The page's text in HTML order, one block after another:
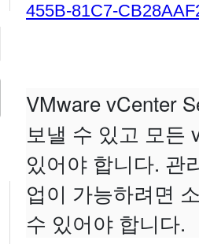
455B-81C7-
VMware vCenter
보낼 수 있고 모든
있어야 합니다. 관
업이 가능하려면
수 있어야 합니다.